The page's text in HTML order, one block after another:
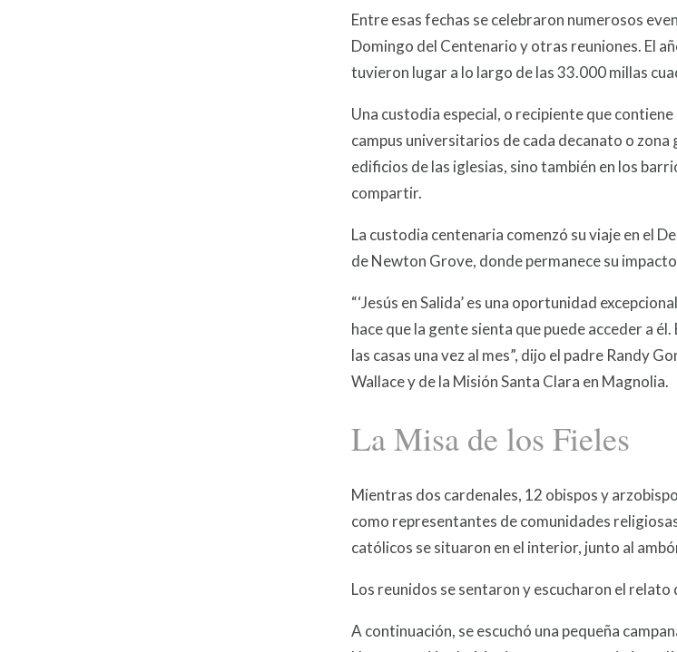
Entre esas fechas se celebraron numerosos
Domingo del Centenario y otras reuniones. El
tuvieron lugar a lo largo de las 33.000 millas
Una custodia especial, o recipiente que
campus universitarios de cada decanato o
edificios de las iglesias, sino también en los
compartir.
La custodia centenaria comenzó su viaje en el
de Newton Grove, donde permanece su
“‘Jesús en Salida’ es una oportunidad
hace que la gente sienta que puede acceder a
las casas una vez al mes”, dijo el padre Randy
Wallace y de la Misión Santa Clara en Magnolia.
La Misa de los Fieles
Mientras dos cardenales, 12 obispos y
como representantes de comunidades
católicos se situaron en el interior, junto al
Los reunidos se sentaron y escucharon el
A continuación, se escuchó una pequeña